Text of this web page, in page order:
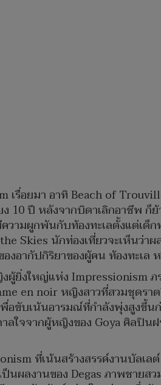
รื่อยมา อาทิ Beach of
10 ปี หลังจากบิดาเลิกอาชีพ ก็
ามผูกพันกับท้องทะเลตั้งแต่เด็ก
Skies นักท่องเที่ยวจะเห็นว่าผ
งอากัปกิริยาของผู้คน ท้องทะเล
งใหญ่แห่ง Impressionism ภ
en noir หญิงสาวที่สวมชุดรา
อขับเน้นอารมณ์ที่กำลังพุ่งสูงขึ้น
ใจจากผู้หญิงของ Goya ศิลปินฝ
ที่เน้นสร้างสรรค์งานบัลเล
ป็นผลงานของ Degas ภาพชายส